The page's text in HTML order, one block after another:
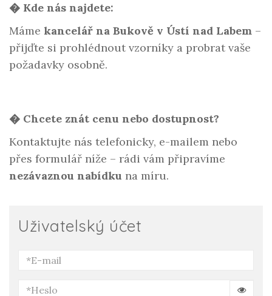
Uživatelský účet
� Kde nás najdete:
Máme kancelář na Bukově v Ústí nad Labem –
přijďte si prohlédnout vzorníky a probrat vaše
požadavky osobně.
� Chcete znát cenu nebo dostupnost?
Kontaktujte nás telefonicky, e-mailem nebo
přes formulář níže – rádi vám připravíme
nezávaznou nabídku na míru.